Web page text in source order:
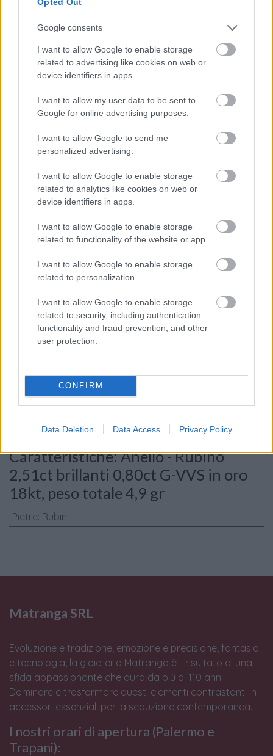
Google consents
I want to allow Google to enable storage
related to advertising like cookies on web or
device identifiers in apps.
I want to allow my user data to be sent to
Google for online advertising purposes.
I want to allow Google to send me
personalized advertising.
I want to allow Google to enable storage
related to analytics like cookies on web or
device identifiers in apps.
I want to allow Google to enable storage
related to functionality of the website or app.
I want to allow Google to enable storage
related to personalization.
I want to allow Google to enable storage
related to security, including authentication
functionality and fraud prevention, and other
user protection.
CONFIRM
Data Deletion Data Access Privacy Policy
informazioni o prenotare una
videochiamata:
Cognome e Nome *
Numero di telefono
*
La tua richiesta *
personali
Caratteristiche: Anello - Rubino
2,51ct brillanti 0,80ct G-VVS in oro
18kt, peso totale 4,9 gr
Pietre: Rubini
Matranga SRL
Evoluzione e tradizione, emozione e precisione, fantasia
e tecnologia, la gioielleria Matranga è il risultato di una
sfida appassionante che dura da più di 110 anni.
Dominare e trasformare questi elementi contrastanti in
accessori essenziali per la seduzione contemporanea.
I nostri orari di apertura (Palermo e
Trapani):